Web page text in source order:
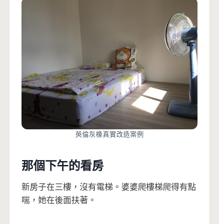
英倫灰橡真實改造案例
那個下午的看房
新房子在三樓，沒有電梯。婆婆爬樓梯爬得有點
喘，她在後面扶著。